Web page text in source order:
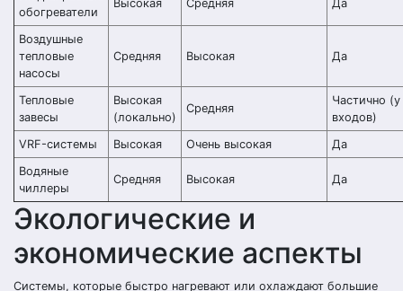
обогреватели
Высокая Средняя Да
Воздушные
тепловые
насосы
Средняя Высокая Да
Тепловые
завесы
Высокая
(локально)
Средняя
Частично (у
входов)
VRF-системы
Высокая Очень высокая
Да
Водяные
чиллеры
Средняя Высокая Да
Экологические и
экономические аспекты
Системы, которые быстро нагревают или охлаждают большие